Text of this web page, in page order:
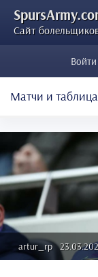
Сайт
Матчи и таблица
artur_rp